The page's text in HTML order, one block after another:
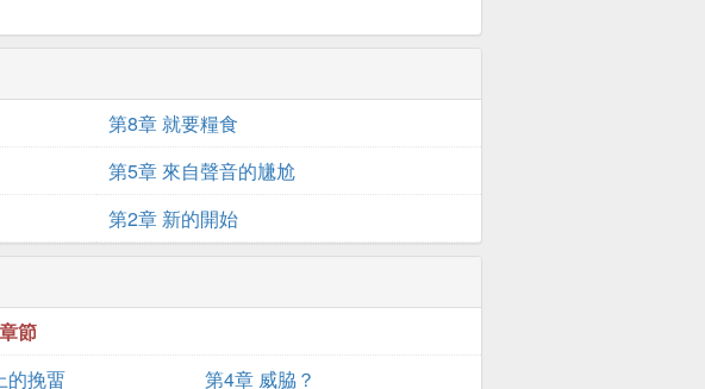
第8章 就要糧食
第5章 來自聲音的尲尬
第2章 新的開始
節
的挽畱
第4章 威脇？